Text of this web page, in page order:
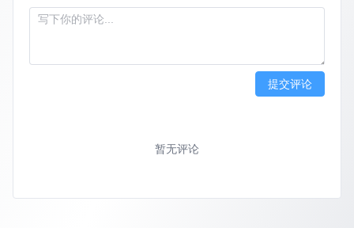
提交评论
暂无评论